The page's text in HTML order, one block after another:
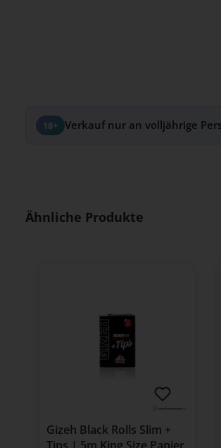
18+ Verkauf nur an volljährige
Produktgalerie überspringen
Ähnliche Produkte
Gizeh Black Rolls Slim +